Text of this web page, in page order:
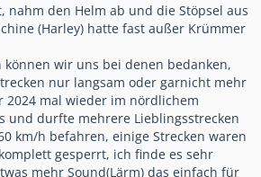
nahm den Helm ab und die Stöpsel aus
(Harley) hatte fast außer Krümmer
können wir uns bei denen bedanken,
nur langsam oder garnicht mehr
mal wieder im nördlichem
und durfte mehrere Lieblingsstrecken
km/h befahren, einige Strecken waren
gesperrt, ich finde es sehr
mehr Sound(Lärm) das einfach für